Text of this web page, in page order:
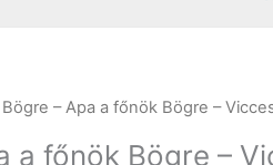
– Apa a főnök Bögre –
a főnök Bögre –